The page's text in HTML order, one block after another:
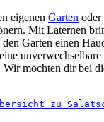
eigenen Garten oder
Mit Laternen
Garten einen
möchten dir bei
zu